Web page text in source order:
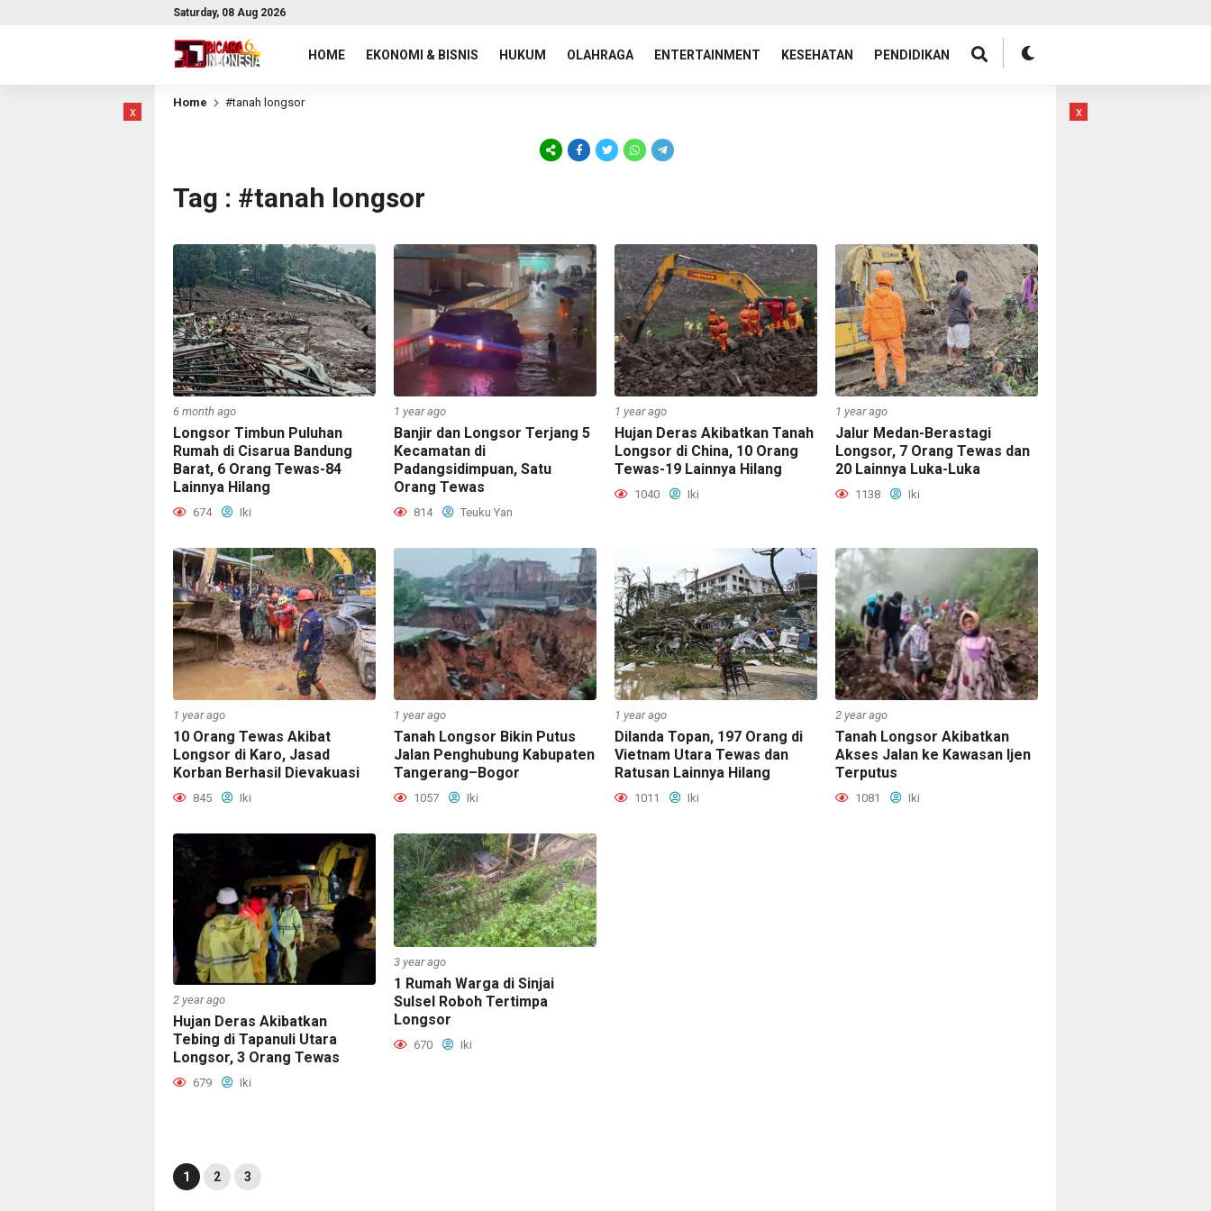
Saturday, 08 Aug 2026
HOME EKONOMI & BISNIS HUKUM OLAHRAGA ENTERTAINMENT KESEHATAN PENDIDIKAN
x
Home #tanah longsor
Tag : #tanah longsor
6 month ago
Longsor Timbun Puluhan
Rumah di Cisarua Bandung
Barat, 6 Orang Tewas-84
Lainnya Hilang
674 Iki
1 year ago
Banjir dan Longsor Terjang 5
Kecamatan di
Padangsidimpuan, Satu
Orang Tewas
814 Teuku Yan
1 year ago
Hujan Deras Akibatkan Tanah
Longsor di China, 10 Orang
Tewas-19 Lainnya Hilang
1040 Iki
1 year ago
Jalur Medan-Berastagi
Longsor, 7 Orang Tewas dan
20 Lainnya Luka-Luka
1138 Iki
1 year ago
10 Orang Tewas Akibat
Longsor di Karo, Jasad
Korban Berhasil Dievakuasi
845 Iki
1 year ago
Tanah Longsor Bikin Putus
Jalan Penghubung Kabupaten
Tangerang–Bogor
1057 Iki
1 year ago
Dilanda Topan, 197 Orang di
Vietnam Utara Tewas dan
Ratusan Lainnya Hilang
1011 Iki
2 year ago
Tanah Longsor Akibatkan
Akses Jalan ke Kawasan Ijen
Terputus
1081 Iki
2 year ago
Hujan Deras Akibatkan
Tebing di Tapanuli Utara
Longsor, 3 Orang Tewas
679 Iki
3 year ago
1 Rumah Warga di Sinjai
Sulsel Roboh Tertimpa
Longsor
670 Iki
1 2 3
x